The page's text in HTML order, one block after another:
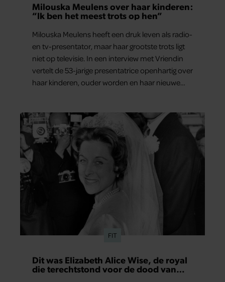
Milouska Meulens over haar kinderen:
“Ik ben het meest trots op hen”
Milouska Meulens heeft een druk leven als radio-
en tv-presentator, maar haar grootste trots ligt
niet op televisie. In een interview met Vriendin
vertelt de 53-jarige presentatrice openhartig over
haar kinderen, ouder worden en haar nieuwe
dag het meest bezighouden.
FIT
Dit was Elizabeth Alice Wise, de royal
die terechtstond voor de dood van